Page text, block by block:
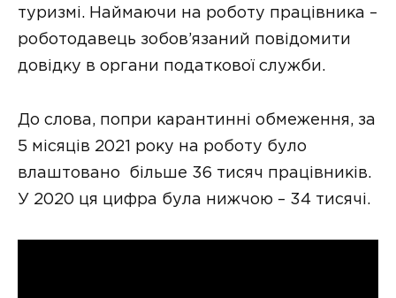
туризмі. Наймаючи на роботу працівника –
роботодавець зобов’язаний повідомити
довідку в органи податкової служби.
До слова, попри карантинні обмеження, за
5 місяців 2021 року на роботу було
влаштовано більше 36 тисяч працівників.
У 2020 ця цифра була нижчою – 34 тисячі.